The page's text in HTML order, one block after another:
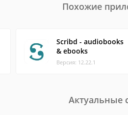
Похожие
Scribd - audiobooks
& ebooks
Версия: 12.22.1
Актуальные